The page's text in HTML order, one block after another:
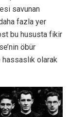
savunan
fazla yer
bu hususta fikir
öbür
olarak